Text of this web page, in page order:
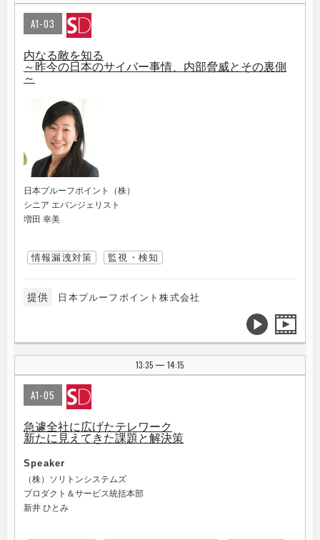
A1-03
内なる敵を知る
～昨今の日本のサイバー事情、内部脅威とその裏側
～
日本プルーフポイント（株）
シニア エバンジェリスト
増田 幸美
情報漏洩対策 監視・検知
提供 日本プルーフポイント株式会社
13:35 | 14:15
A1-05
急遽全社に広げたテレワーク
新たに見えてきた課題と解決策
Speaker
（株）ソリトンシステムズ
プロダクト＆サービス統括本部
新井 ひとみ